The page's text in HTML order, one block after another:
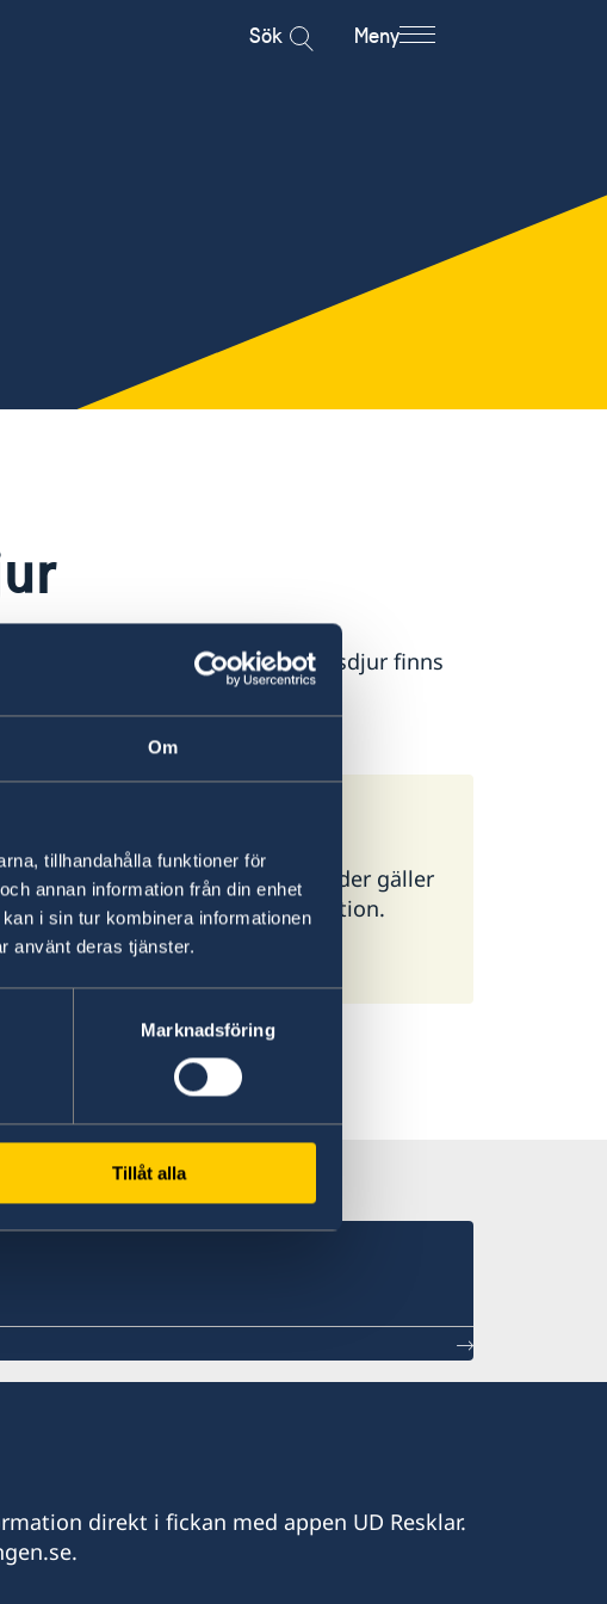
Om
tillhandahålla funktioner för
annan information från din enhet
i sin tur kombinera informationen
använt deras tjänster.
Marknadsföring
Tillåt alla
Sök Meny
utresa till och från Chile med husdjur finns
djur- och växtarter.
gäller för alla länder. I vissa länder gäller
ambassad för mer information.
direkt i fickan med appen UD Resklar.